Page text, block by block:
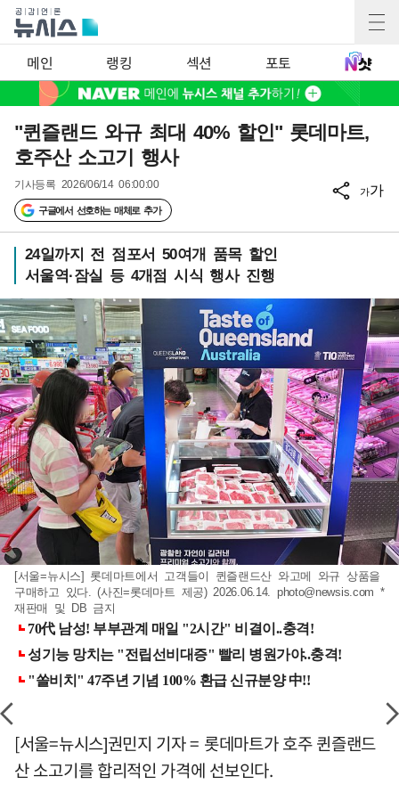
메인 랭킹 섹션 포토
"퀸즐랜드 와규 최대 40% 할인" 롯데마트,
호주산 소고기 행사
기사등록 2026/06/14 06:00:00
구글에서 선호하는 매체로 추가
가가
24일까지 전 점포서 50여개 품목 할인
서울역·잠실 등 4개점 시식 행사 진행
[서울=뉴시스] 롯데마트에서 고객들이 퀸즐랜드산 와고메 와규 상품을
구매하고 있다. (사진=롯데마트 제공) 2026.06.14. photo@newsis.com *
재판매 및 DB 금지
[서울=뉴시스]권민지 기자 = 롯데마트가 호주 퀸즐랜드
산 소고기를 합리적인 가격에 선보인다.